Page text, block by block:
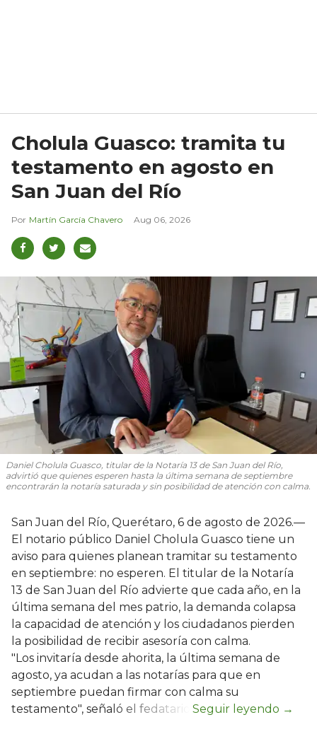
Cholula Guasco: tramita tu
testamento en agosto en
San Juan del Río
Martín García Chavero Aug 06, 2026
Daniel Cholula Guasco, titular de la Notaría 13 de San Juan del Río,
advirtió que quienes esperen hasta la última semana de septiembre
encontrarán la notaría saturada y sin posibilidad de atención con calma.
San Juan del Río, Querétaro, 6 de agosto de 2026.—
El notario público Daniel Cholula Guasco tiene un
aviso para quienes planean tramitar su testamento
en septiembre: no esperen. El titular de la Notaría
13 de San Juan del Río advierte que cada año, en la
última semana del mes patrio, la demanda colapsa
la capacidad de atención y los ciudadanos pierden
la posibilidad de recibir asesoría con calma.
"Los invitaría desde ahorita, la última semana de
agosto, ya acudan a las notarías para que en
septiembre puedan firmar con calma su
testamento", señaló el fedatario.